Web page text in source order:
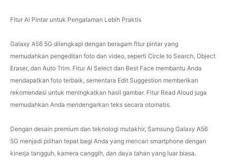
Fitur AI Pintar untuk Pengalaman Lebih Praktis
Galaxy A56 5G dilengkapi dengan beragam fitur pintar yang
memudahkan pengeditan foto dan video, seperti Circle to Search, Object
Eraser, dan Auto Trim. Fitur AI Select dan Best Face membantu Anda
mendapatkan foto terbaik, sementara Edit Suggestion memberikan
rekomendasi untuk meningkatkan hasil gambar. Fitur Read Aloud juga
memudahkan Anda mendengarkan teks secara otomatis.
Dengan desain premium dan teknologi mutakhir, Samsung Galaxy A56
5G menjadi pilihan tepat bagi Anda yang mencari smartphone dengan
kinerja tangguh, kamera canggih, dan daya tahan yang luar biasa.